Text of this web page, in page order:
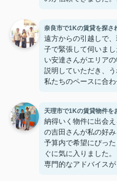
す。
奈良市で1Kの賃貸を探さ
遠方からの引越しで
子で緊張して伺いま
い安達さんがエリア
説明していただき、う
私たちのペースに合
り、感謝しています
ました！
天理市で1Kの賃貸物件を
納得いく物件に出会
の吉田さんが私の好
予算内で希望にぴっ
ぐに気に入りました。
専門的なアドバイス